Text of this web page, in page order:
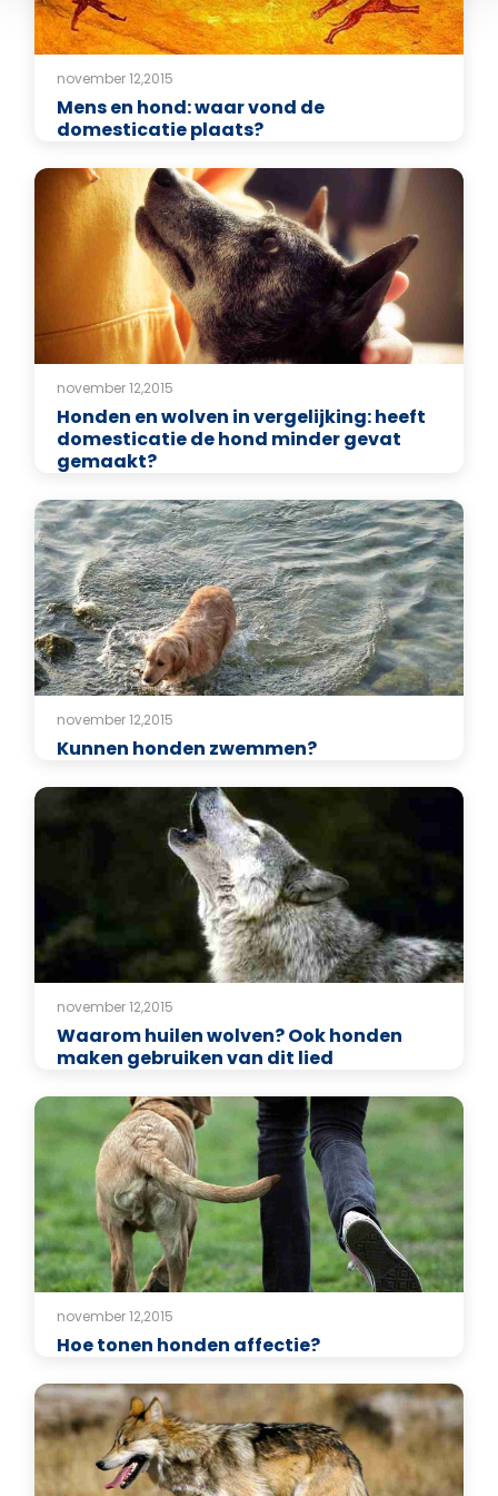
november 12,2015
Mens en hond: waar vond de
domesticatie plaats?
november 12,2015
Honden en wolven in vergelijking: heeft
domesticatie de hond minder gevat
gemaakt?
november 12,2015
Kunnen honden zwemmen?
november 12,2015
Waarom huilen wolven? Ook honden
maken gebruiken van dit lied
november 12,2015
Hoe tonen honden affectie?